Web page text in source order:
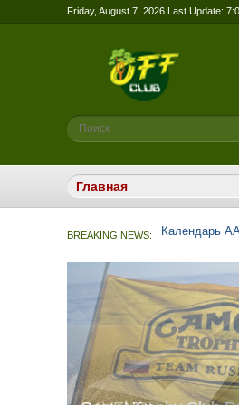
Friday, August 7, 2026 Last Update:
Форма поиска
Поиск
BREAKING NEWS:
ПЕРВАЯ
ПЕРВАЯ
Позитивика. Полюс
История АБТ –